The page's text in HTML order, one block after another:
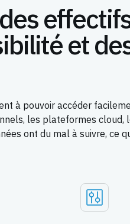
et
à pouvoir accéder
les plateformes cloud,
ont du mal à suivre, ce